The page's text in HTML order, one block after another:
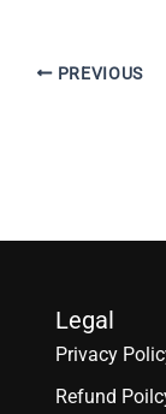
PREVIOUS
Legal
Privacy
Refund